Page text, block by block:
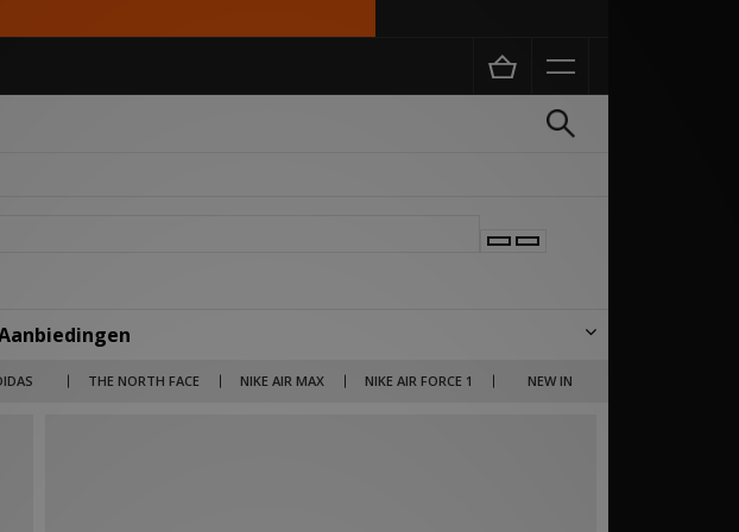
THE NORTH FACE NIKE AIR MAX NIKE AIR FORCE 1 NEW IN
als Billionaire Boys Club, Salomon en Jordan tot lifestyle brands als Carhartt WIP,
en items nu in de uitverkoop met kortingen die kunnen oplopen tot wel 50% korting.